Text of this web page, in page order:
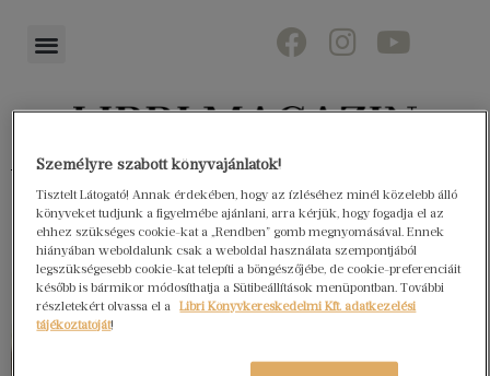
Könyvektől az olvasókig
Személyre szabott könyvajánlatok!
Tisztelt Látogató! Annak érdekében, hogy az ízléséhez minél közelebb álló
könyveket tudjunk a figyelmébe ajánlani, arra kérjük, hogy fogadja el az
ehhez szükséges cookie-kat a „Rendben” gomb megnyomásával. Ennek
hiányában weboldalunk csak a weboldal használata szempontjából
legszükségesebb cookie-kat telepíti a böngészőjébe, de cookie-preferenciáit
később is bármikor módosíthatja a Sütibeállítások menüpontban. További
részletekért olvassa el a
Libri Könyvkereskedelmi Kft. adatkezelési
tájékoztatóját!